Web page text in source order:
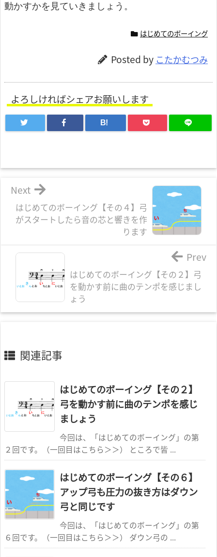
動かすかを見ていきましょう。
はじめてのボーイング
Posted by こたかむつみ
よろしければシェアお願いします
B!
はじめてのボーイング【その４】弓
がスタートしたら音の芯と響きを作
ります
Next
はじめてのボーイング【その２】弓
を動かす前に曲のテンポを感じまし
ょう
Prev
関連記事
はじめてのボーイング【その２】
弓を動かす前に曲のテンポを感じ
ましょう
今回は、「はじめてのボーイング」の第
２回です。（一回目はこちら＞＞） ところで皆 ...
はじめてのボーイング【その６】
アップ弓も圧力の抜き方はダウン
弓と同じです
今回は、「はじめてのボーイング」の第
６回です。（一回目はこちら＞＞） ダウン弓の ...